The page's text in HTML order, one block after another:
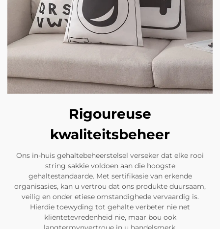
Rigoureuse
kwaliteitsbeheer
Ons in-huis gehaltebeheerstelsel verseker dat elke rooi
string sakkie voldoen aan die hoogste
gehaltestandaarde. Met sertifikasie van erkende
organisasies, kan u vertrou dat ons produkte duursaam,
veilig en onder etiese omstandighede vervaardig is.
Hierdie toewyding tot gehalte verbeter nie net
kliëntetevredenheid nie, maar bou ook